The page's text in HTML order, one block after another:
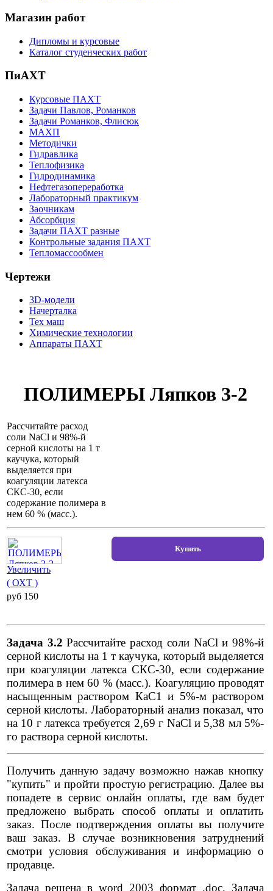
Магазин работ
Дипломы и курсовые
Каталог студенческих работ
ПиАХТ
Курсовые ПАХТ
Задачи Павлов, Романков
Задачи Романков, Флисюк
МАХП
Методички
Гидравлика
Теплофизика
Гидродинамика
Нефтегазопереработка
Лабораторный практикум
Заочникам
Абсорбция
Задачи ПАХТ разные
Контрольные задания ПАХТ
Тепломассообмен
Чертежи
3D-модели
Начерталка
Тех маш
Химические технологии
Аппараты ПАХТ
ПОЛИМЕРЫ Ляпков 3-2
Рассчитайте расход
соли NаСl и 98%-й
серной кислоты на 1 т
каучука, который
выделяется при
коагуляции латекса
СКС-30, если
содержание полимера в
нем 60 % (масс.).
Увеличить
( ОХТ )
pуб 150
Задача 3.2 Рассчитайте расход соли NаСl и 98%-й
серной кислоты на 1 т каучука, который выделяется
при коагуляции латекса СКС-30, если содержание
полимера в нем 60 % (масс.). Коагуляцию проводят
насыщенным раствором КаС1 и 5%-м раствором
серной кислоты. Лабораторный анализ показал, что
на 10 г латекса требуется 2,69 г NаСl и 5,38 мл 5%-
го раствора серной кислоты.
Получить данную задачу возможно нажав кнопку
"купить" и пройти простую регистрацию. Далее вы
попадете в сервис онлайн оплаты, где вам будет
предложено выбрать способ оплаты и оплатить
заказ. После подтверждения оплаты вы получите
ваш заказ. В случае возникновения затруднений
смотри условия обслуживания и информацию о
продавце.
Задача решена в word 2003 формат .doc. Задача